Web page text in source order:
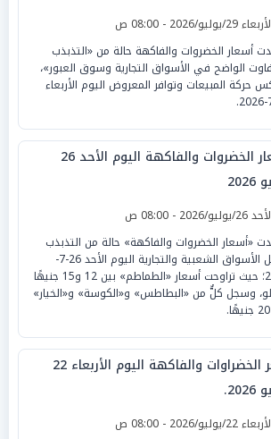
29/يوليو/2026 - 08:00 ص
أسعار الخضروات والفاكهة حالة من «التذبذب
الواضح في الأسواق التجارية وسوق العبور»،
حركة المبيعات وتوافر المعروض اليوم الأربعاء
أسعار الخضروات والفاكهة اليوم الأحد 26
يوليو/2026 - 08:00 ص
«أسعار الخضروات والفاكهة» حالة من التذبذب
بداخل الأسواق الشعبية والتجارية اليوم الأحد 26-7-
2026؛ حيث تراوحت أسعار «الطماطم» بين 12 و15 جنيهًا
وسجل كلٌّ من «البطاطس» و«الكوسة» و«الخيار»
سعر الخضراوات والفاكهة اليوم الأربعاء 22
22/يوليو/2026 - 08:00 ص